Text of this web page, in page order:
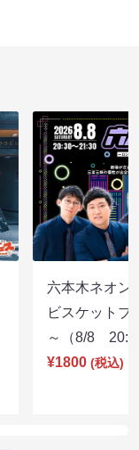
六本木ネオン
ビスケットブ
～（8/8
¥1800 (税込)